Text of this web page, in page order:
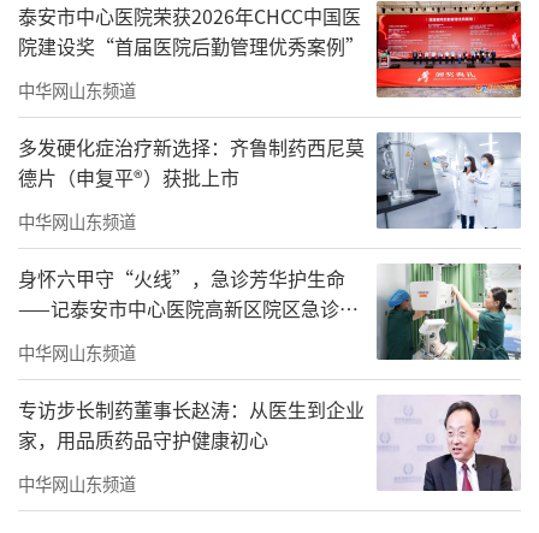
泰安市中心医院荣获2026年CHCC中国医
院建设奖“首届医院后勤管理优秀案例”
中华网山东频道
多发硬化症治疗新选择：齐鲁制药西尼莫
德片（申复平®）获批上市
中华网山东频道
身怀六甲守“火线”，急诊芳华护生命
——记泰安市中心医院高新区院区急诊护
士刘巧
中华网山东频道
专访步长制药董事长赵涛：从医生到企业
家，用品质药品守护健康初心
中华网山东频道